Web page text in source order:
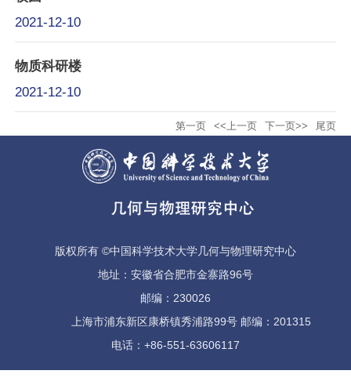
2021-12-10
物质科研楼
2021-12-10
第一页 <<上一页 下一页>> 尾页
版权所有 ©中国科学技术大学几何与物理研究中心
地址：安徽省合肥市金寨路96号
邮编：230026
上海市浦东新区康桥镇秀浦路99号 邮编：201315
电话：+86-551-63606117